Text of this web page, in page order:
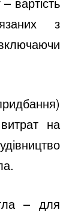
з
на
– для